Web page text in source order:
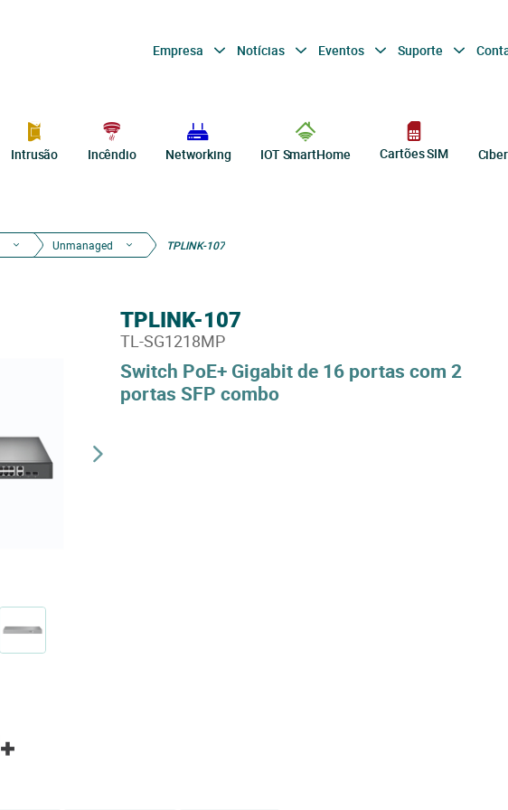
Empresa Notícias Eventos Suporte
Intrusão Incêndio Networking IOT SmartHome Cartões SIM
Unmanaged TPLINK-107
Switch PoE+ Gigabit de 16 portas com 2
portas SFP combo
TPLINK-107
TL-SG1218MP